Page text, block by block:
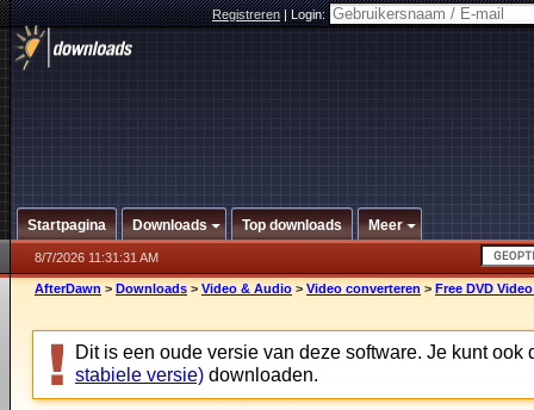
Registreren|Login:
Startpagina Downloads Top downloads Meer
8/7/2026 11:31:31 AM
AfterDawn > Downloads > Video & Audio > Video converteren > Free DVD
Dit is een oude versie van deze software. Je kunt ook
stabiele versie) downloaden.